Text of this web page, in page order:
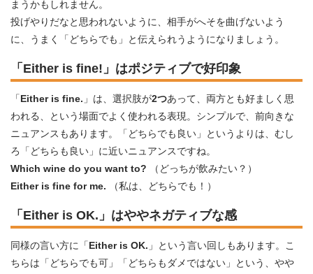
まうかもしれません。
投げやりだなと思われないように、相手がへそを曲げないよう
に、うまく「どちらでも」と伝えられうようになりましょう。
「Either is fine!」はポジティブで好印象
「Either is fine. 」は、選択肢が2つあって、両方とも好ましく思
われる、という場面でよく使われる表現。シンプルで、前向きな
ニュアンスもあります。「どちらでも良い」というよりは、むし
ろ「どちらも良い」に近いニュアンスですね。
Which wine do you want to? （どっちが飲みたい？）
Either is fine for me. （私は、どちらでも！）
「Either is OK.」はややネガティブな感
同様の言い方に「Either is OK. 」という言い回しもあります。こ
ちらは「どちらでも可」「どちらもダメではない」という、やや